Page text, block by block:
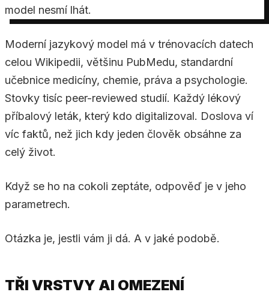
model nesmí lhát.
Moderní jazykový model má v trénovacích datech
celou Wikipedii, většinu PubMedu, standardní
učebnice medicíny, chemie, práva a psychologie.
Stovky tisíc peer-reviewed studií. Každý lékový
příbalový leták, který kdo digitalizoval. Doslova ví
víc faktů, než jich kdy jeden člověk obsáhne za
celý život.
Když se ho na cokoli zeptáte, odpověď je v jeho
parametrech.
Otázka je, jestli vám ji dá. A v jaké podobě.
TŘI VRSTVY AI OMEZENÍ